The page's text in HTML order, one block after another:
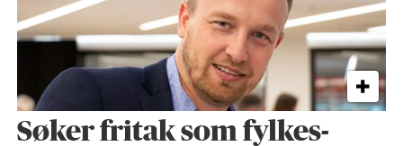
Søker fritak som fylkes­